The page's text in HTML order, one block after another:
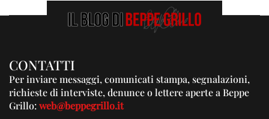
CONTATTI
Per inviare messaggi, comunicati stampa, segnalazioni,
richieste di interviste, denunce o lettere aperte a Beppe
Grillo:web@beppegrillo.it